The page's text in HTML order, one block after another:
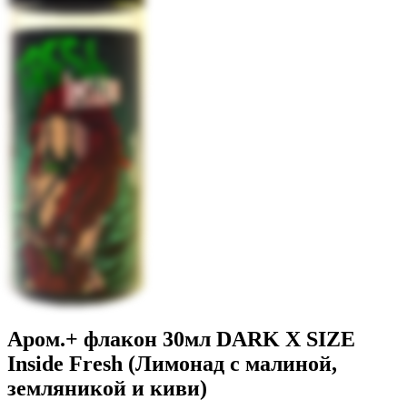
Аром.+ флакон 30мл DARK X SIZE
Inside Fresh (Лимонад с малиной,
земляникой и киви)